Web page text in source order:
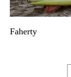
Faherty